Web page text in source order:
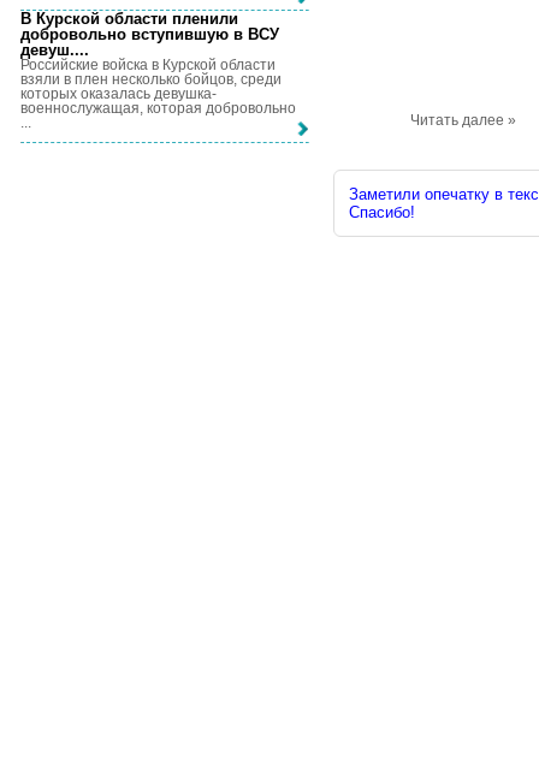
Читать далее »
Заметили опечатку в
Спасибо!
В Курской области пленили
добровольно вступившую в ВСУ
девуш....
Российские войска в Курской области
взяли в плен несколько бойцов, среди
которых оказалась девушка-
военнослужащая, которая добровольно
...